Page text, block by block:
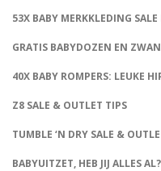
53X BABY MERKKLEDING
GRATIS BABYDOZEN EN
40X BABY ROMPERS: LEUKE
Z8 SALE & OUTLET TIPS
TUMBLE ‘N DRY SALE &
BABYUITZET, HEB JIJ ALLES AL?